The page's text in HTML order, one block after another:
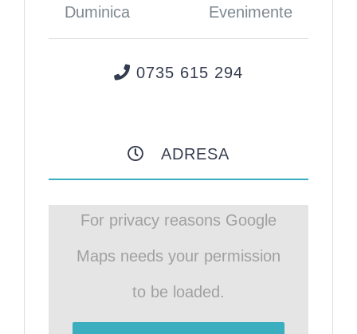
Duminica Evenimente
0735 615 294
ADRESA
For privacy reasons Google
Maps needs your permission
to be loaded.